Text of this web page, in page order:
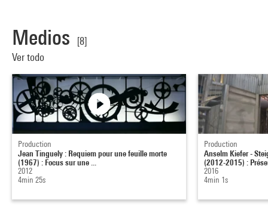
Medios
[8]
Ver todo
Production
Jean Tinguely : Requiem pour une feuille morte
(1967) : Focus sur une ...
2012
4min 25s
Production
Anselm Kiefer -
(2012-2015) :
2016
4min 1s